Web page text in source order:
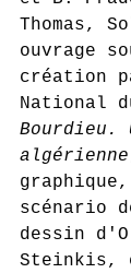
Thomas,
ouvrage
création
National
Bourdieu.
algérienne
scénario
dessin
Steinkis,